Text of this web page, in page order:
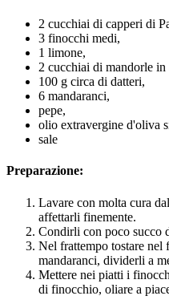
2 cucchiai di capperi di
3 finocchi medi,
1 limone,
2 cucchiai di mandorle in
100 g circa di datteri,
6 mandaranci,
pepe,
olio extravergine d'oliva
sale
Preparazione:
Lavare con molta cura
affettarli finemente.
Condirli con poco succo
Nel frattempo tostare nel
mandaranci, dividerli a
Mettere nei piatti i
di finocchio, oliare a